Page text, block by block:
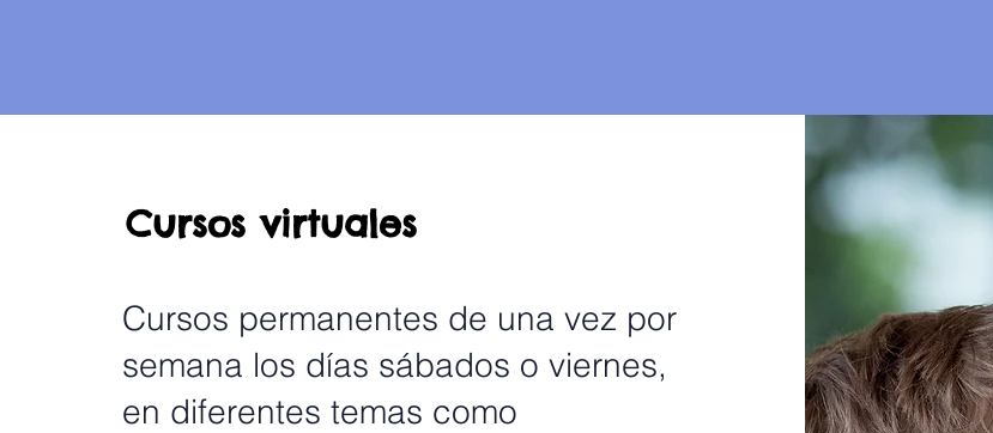
Cursos virtuales
Cursos permanentes de una vez por
semana los días sábados o viernes,
en diferentes temas como